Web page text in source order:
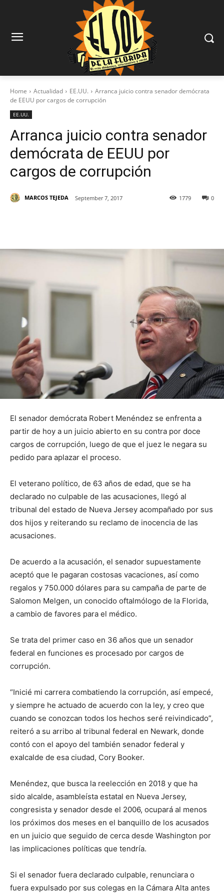
Home Actualidad EE.UU.
Arranca juicio contra senador demócrata
de EEUU por cargos de corrupción
EE.UU.
Arranca juicio contra senador
demócrata de EEUU por
cargos de corrupción
MARCOS TEJEDA September 7, 2017 0
1779
El senador demócrata Robert Menéndez se enfrenta a
partir de hoy a un juicio abierto en su contra por doce
cargos de corrupción, luego de que el juez le negara su
pedido para aplazar el proceso.
El veterano político, de 63 años de edad, que se ha
declarado no culpable de las acusaciones, llegó al
tribunal del estado de Nueva Jersey acompañado por sus
dos hijos y reiterando su reclamo de inocencia de las
acusaciones.
De acuerdo a la acusación, el senador supuestamente
aceptó que le pagaran costosas vacaciones, así como
regalos y 750.000 dólares para su campaña de parte de
Salomon Melgen, un conocido oftalmólogo de la Florida,
a cambio de favores para el médico.
Se trata del primer caso en 36 años que un senador
federal en funciones es procesado por cargos de
corrupción.
“Inicié mi carrera combatiendo la corrupción, así empecé,
y siempre he actuado de acuerdo con la ley, y creo que
cuando se conozcan todos los hechos seré reivindicado”,
reiteró a su arribo al tribunal federal en Newark, donde
contó con el apoyo del también senador federal y
exalcalde de esa ciudad, Cory Booker.
Menéndez, que busca la reelección en 2018 y que ha
sido alcalde, asambleísta estatal en Nueva Jersey,
congresista y senador desde el 2006, ocupará al menos
los próximos dos meses en el banquillo de los acusados
en un juicio que seguido de cerca desde Washington por
las implicaciones políticas que tendría.
Si el senador fuera declarado culpable, renunciara o
fuera expulsado por sus colegas en la Cámara Alta antes